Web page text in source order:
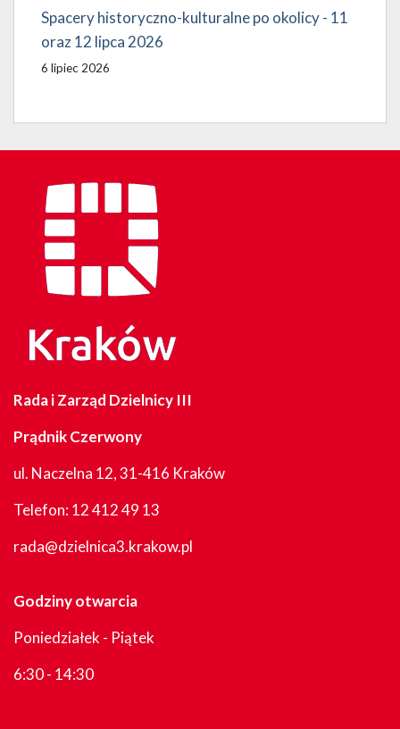
Spacery historyczno-kulturalne po okolicy - 11
oraz 12 lipca 2026
6 lipiec 2026
Rada i Zarząd Dzielnicy III
Prądnik Czerwony
ul. Naczelna 12, 31-416 Kraków
Telefon:12 412 49 13
rada@dzielnica3.krakow.pl
Godziny otwarcia
Poniedziałek - Piątek
6:30 - 14:30